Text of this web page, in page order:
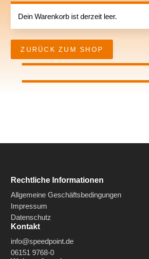
Dein Warenkorb ist derzeit leer.
ZURÜCK ZUM SHOP
Rechtliche Informationen
Allgemeine Geschäftsbedingungen
Impressum
Datenschutz
Kontakt
info@speedpoint.de
06151 9768-0